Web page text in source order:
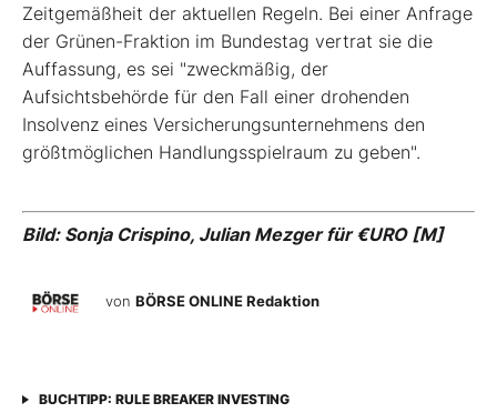
Zeitgemäßheit der aktuellen Regeln. Bei einer Anfrage
der Grünen-Fraktion im Bundestag vertrat sie die
Auffassung, es sei "zweckmäßig, der
Aufsichtsbehörde für den Fall einer drohenden
Insolvenz eines Versicherungsunternehmens den
größtmöglichen Handlungsspielraum zu geben".
Bild: Sonja Crispino, Julian Mezger für €URO [M]
von BÖRSE ONLINE Redaktion
BUCHTIPP: RULE BREAKER INVESTING